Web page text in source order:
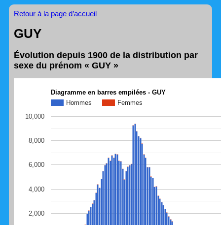
Retour à la page d’accueil
GUY
Évolution depuis 1900 de la distribution par
sexe du prénom « GUY »
Diagramme en barres empilées - GUY
Hommes
Femmes
2,000
4,000
6,000
8,000
10,000